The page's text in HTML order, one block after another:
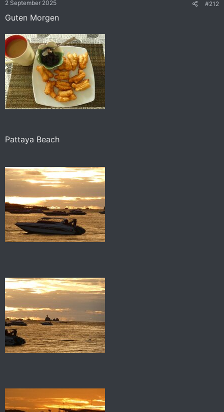
n
2 September 2025 #212
Guten Morgen
Pattaya Beach